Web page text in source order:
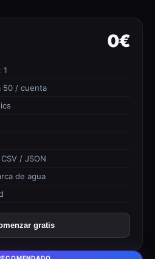
0€
1
50 / cuenta
/ JSON
de agua
gratis